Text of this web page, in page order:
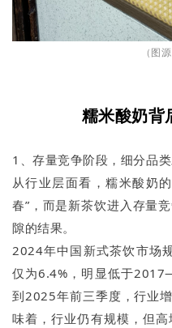
（图
糯米酸奶背
1、存量竞争阶段，细分品
从行业层面看，糯米酸奶
春”，而是新茶饮进入存量
隙的结果。
2024年中国新式茶饮市场
仅为6.4%，明显低于
到2025年前三季度，行业
味着，行业仍有规模，但